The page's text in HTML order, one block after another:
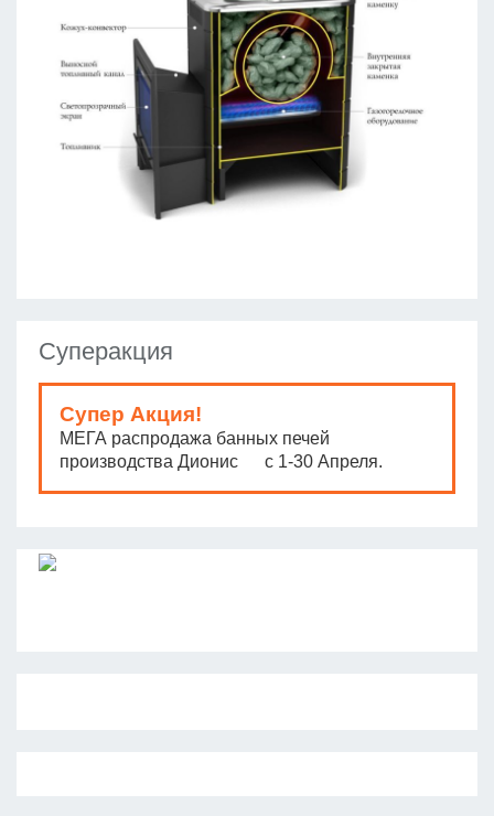
Суперакция
Супер Акция!
МЕГА распродажа банных печей
производства Дионис с 1-30 Апреля.